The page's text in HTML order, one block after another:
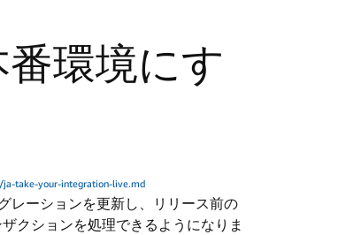
環境にす
take-your-integration-live.md
レーションを更新し、リリース前の
クションを処理できるようになりま